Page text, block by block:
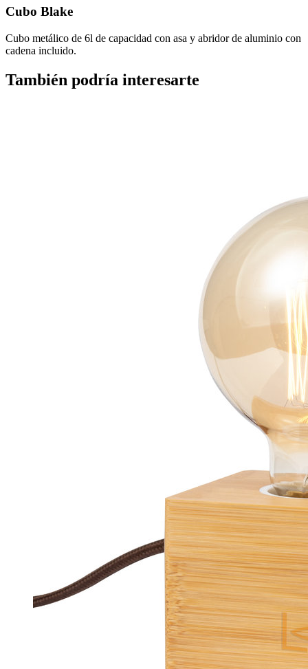
Cubo Blake
Cubo metálico de 6l de capacidad con asa y abridor de aluminio con
cadena incluido.
También podría interesarte